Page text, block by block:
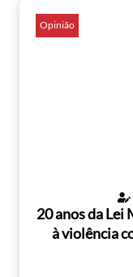
Opinião
20 anos da
à violência